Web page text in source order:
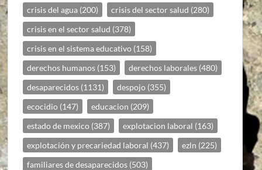
crisis del agua (200) crisis del sector salud (280)
crisis en el sector salud (378)
crisis en el sistema educativo (158)
derechos humanos (153) derechos laborales (480)
desaparecidos (1131) despojo (355)
ecocidio (147) educacion (209)
estado de mexico (387) explotacion laboral (163)
explotación y precariedad laboral (437) ezln (225)
familiares de desaparecidos (503)